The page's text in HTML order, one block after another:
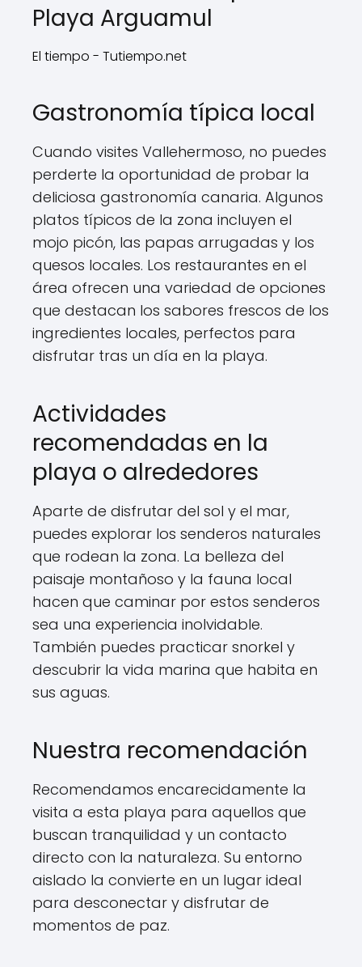
Playa Arguamul
El tiempo - Tutiempo.net
Gastronomía típica local
Cuando visites Vallehermoso, no puedes
perderte la oportunidad de probar la
deliciosa gastronomía canaria. Algunos
platos típicos de la zona incluyen el
mojo picón, las papas arrugadas y los
quesos locales. Los restaurantes en el
área ofrecen una variedad de opciones
que destacan los sabores frescos de los
ingredientes locales, perfectos para
disfrutar tras un día en la playa.
Actividades
recomendadas en la
playa o alrededores
Aparte de disfrutar del sol y el mar,
puedes explorar los senderos naturales
que rodean la zona. La belleza del
paisaje montañoso y la fauna local
hacen que caminar por estos senderos
sea una experiencia inolvidable.
También puedes practicar snorkel y
descubrir la vida marina que habita en
sus aguas.
Nuestra recomendación
Recomendamos encarecidamente la
visita a esta playa para aquellos que
buscan tranquilidad y un contacto
directo con la naturaleza. Su entorno
aislado la convierte en un lugar ideal
para desconectar y disfrutar de
momentos de paz.